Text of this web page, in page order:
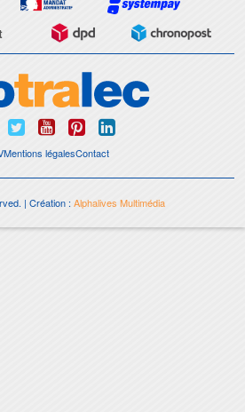
Mentions légalesContact
| Création : Alphalives Multimédia